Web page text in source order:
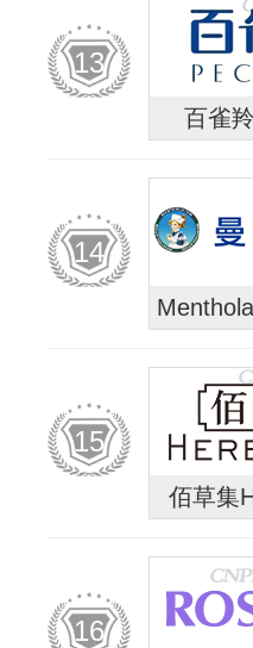
13
百雀
14
15
佰草集
16